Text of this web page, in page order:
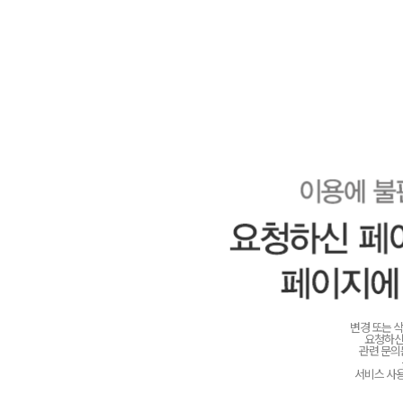
변경 또는
요청하
관련 문
서비스 사